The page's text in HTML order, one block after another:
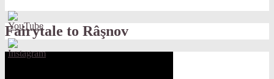
Set
Fairytale to Râşnov